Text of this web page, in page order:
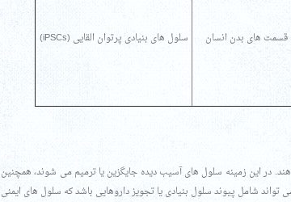
های بدن انسان سلول های بنیادی پرتوان القایی (iPSCs)
در این زمینه سلول های آسیب دیده جایگزین یا ترمیم می شوند، همچنین
تواند شامل پیوند سلول بنیادی یا تجویز داروهایی باشد که سلول های ایمنی